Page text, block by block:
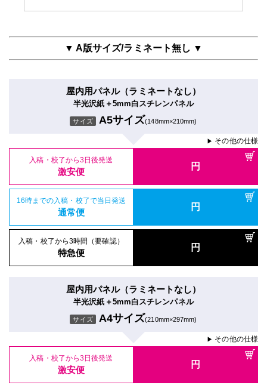
▼ A版サイズ/ラミネート無し ▼
屋内用パネル（ラミネートなし）
半光沢紙＋5mm白スチレンパネル
サイズ A5サイズ(148mm×210mm)
▶ その他の仕様
入稿・校了から3日後発送
激安便 円
16時までの入稿・校了で当日発送
通常便 円
入稿・校了から3時間（要確認）
特急便 円
屋内用パネル（ラミネートなし）
半光沢紙＋5mm白スチレンパネル
サイズ A4サイズ(210mm×297mm)
▶ その他の仕様
入稿・校了から3日後発送
激安便 円